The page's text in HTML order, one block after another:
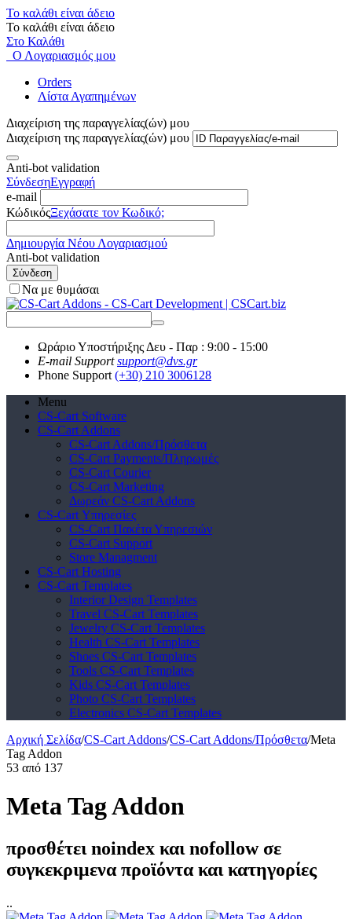
Το καλάθι είναι άδειο
Το καλάθι είναι άδειο
Στο Καλάθι
Ο Λογαριασμός μου
Orders
Λίστα Αγαπημένων
Διαχείριση της παραγγελίας(ών) μου
Διαχείριση της παραγγελίας(ών) μου
Anti-bot validation
ΣύνδεσηΕγγραφή
e-mail
ΚώδικόςΞεχάσατε τον Κωδικό;
Δημιουργία Νέου Λογαριασμού
Anti-bot validation
Σύνδεση
Να με θυμάσαι
Ωράριο Υποστήριξης Δευ - Παρ : 9:00 - 15:00
E-mail Support support@dvs.gr
Phone Support (+30) 210 3006128
Menu
CS-Cart Software
CS-Cart Addons
CS-Cart Addons/Πρόσθετα
CS-Cart Payments/Πληρωμές
CS-Cart Courier
CS-Cart Marketing
Δωρεάν CS-Cart Addons
CS-Cart Υπηρεσίες
CS-Cart Πακέτα Υπηρεσιών
CS-Cart Support
Store Managment
CS-Cart Hosting
CS-Cart Templates
Interior Design Templates
Travel CS-Cart Templates
Jewelry CS-Cart Templates
Health CS-Cart Templates
Shoes CS-Cart Templates
Tools CS-Cart Templates
Kids CS-Cart Templates
Photo CS-Cart Templates
Electronics CS-Cart Templates
Αρχική Σελίδα/CS-Cart Addons/CS-Cart Addons/Πρόσθετα/Meta
Tag Addon
53 από 137
Meta Tag Addon
προσθέτει noindex και nofollow σε
συγκεκριμενα προϊόντα και κατηγορίες
..